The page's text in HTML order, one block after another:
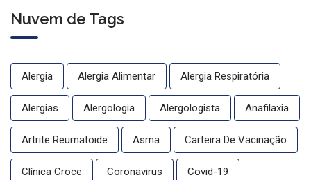
Nuvem de Tags
Alergia Alergia Alimentar Alergia Respiratória
Alergias Alergologia Alergologista Anafilaxia
Artrite Reumatoide Asma Carteira De Vacinação
Clínica Croce Coronavirus Covid-19